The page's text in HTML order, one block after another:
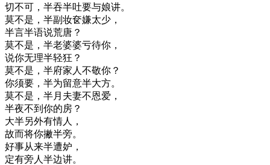
切不可，半吞半吐要与娘讲。
莫不是，半副妆奁嫌太少，
半言半语说荒唐？
莫不是，半老婆婆亏待你，
说你无理半轻狂？
莫不是，半府家人不敬你？
你须要，半为留意半大方。
莫不是，半月夫妻不恩爱，
半夜不到你的房？
大半另外有情人，
故而将你撇半旁。
好事从来半遭妒，
定有旁人半边讲。